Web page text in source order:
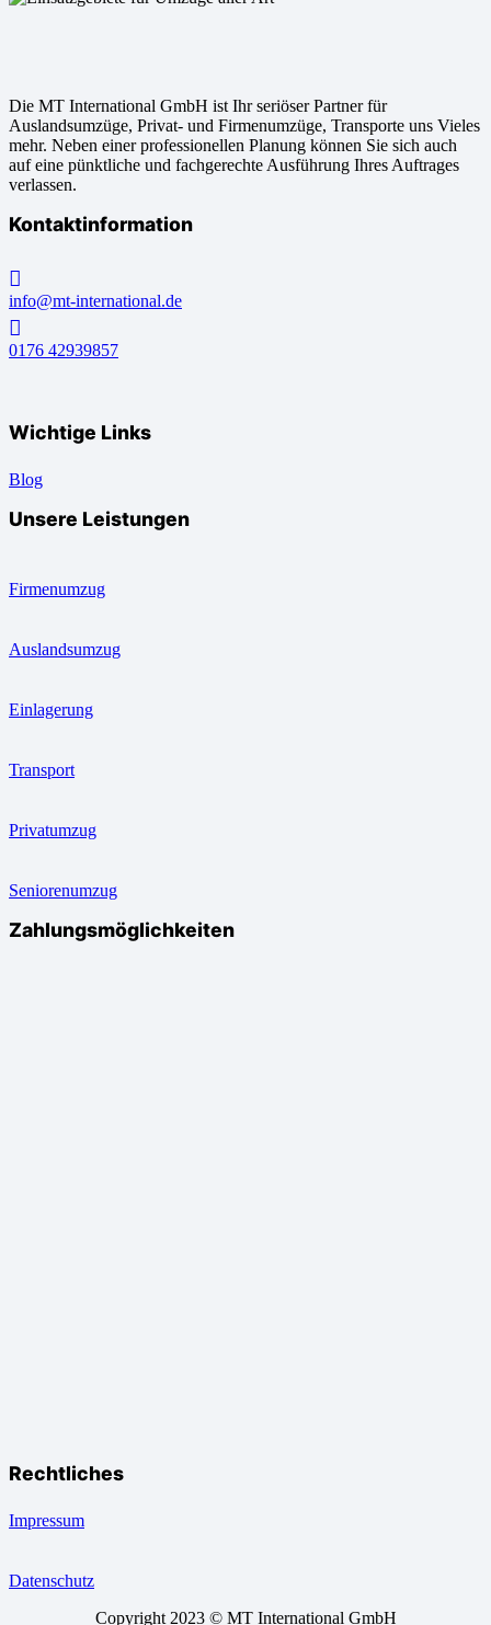
Die MT International GmbH ist Ihr seriöser Partner für
Auslandsumzüge, Privat- und Firmenumzüge, Transporte uns Vieles
mehr. Neben einer professionellen Planung können Sie sich auch
auf eine pünktliche und fachgerechte Ausführung Ihres Auftrages
verlassen.
Kontaktinformation
info@mt-international.de
0176 42939857
Wichtige Links
Blog
Unsere Leistungen
Firmenumzug
Auslandsumzug
Einlagerung
Transport
Privatumzug
Seniorenumzug
Zahlungsmöglichkeiten
Rechtliches
Impressum
Datenschutz
Copyright 2023 © MT International GmbH